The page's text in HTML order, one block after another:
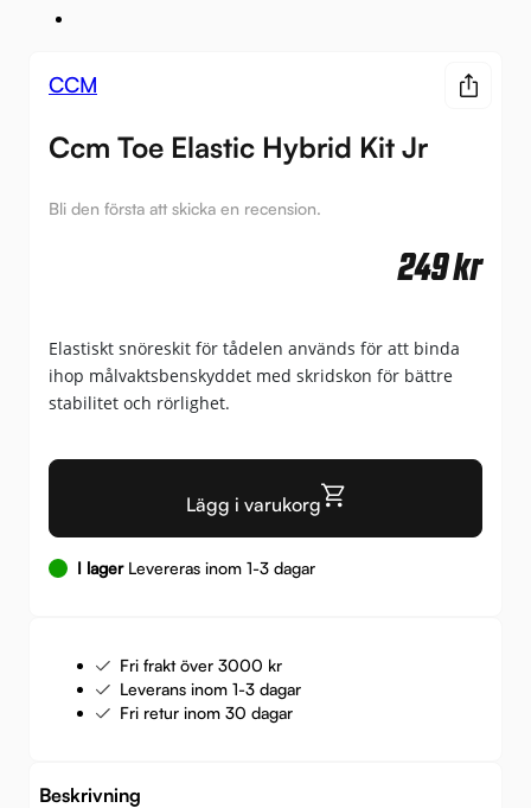
CCM
Ccm Toe Elastic Hybrid Kit Jr
Bli den första att skicka en recension.
249kr
Elastiskt snöreskit för tådelen används för att binda
ihop målvaktsbenskyddet med skridskon för bättre
stabilitet och rörlighet.
Lägg i varukorg
I lagerLevereras inom 1-3 dagar
Fri frakt över 3000 kr
Leverans inom 1-3 dagar
Fri retur inom 30 dagar
Beskrivning